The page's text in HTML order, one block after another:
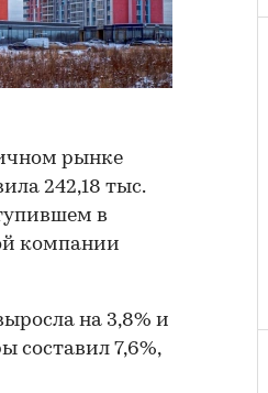
рынке
242,18 тыс.
в
компании
на 3,8% и
составил 7,6%,